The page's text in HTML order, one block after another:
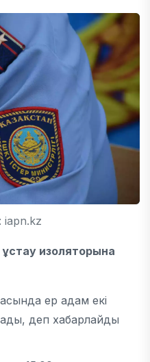
iapn.kz
ұстау изоляторына
ер адам екі
деп хабарлайды